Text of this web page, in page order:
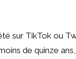
sur TikTok ou
de quinze